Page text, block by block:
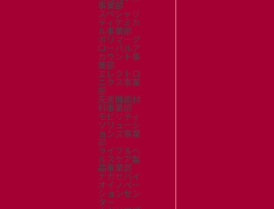
事業部
スペシャリ
ティケミカ
ル事業部
ポリマーグ
ローバルア
カウント事
業部
エレクトロ
ニクス事業
部
先進機能材
料事業部
モビリティ
ソリューシ
ョンズ事業
部
ライフ＆ヘ
ルスケア製
品事業部
ナガセバイ
オイノベー
ションセン
ター